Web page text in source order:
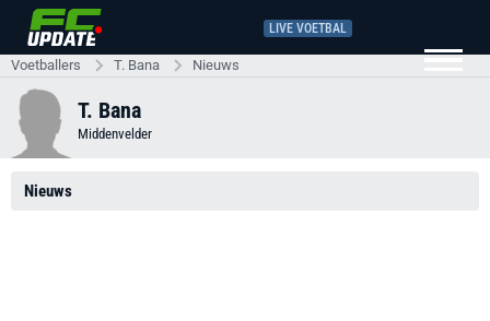
LIVE VOETBAL
Voetballers T. Bana Nieuws
T. Bana
Middenvelder
Nieuws